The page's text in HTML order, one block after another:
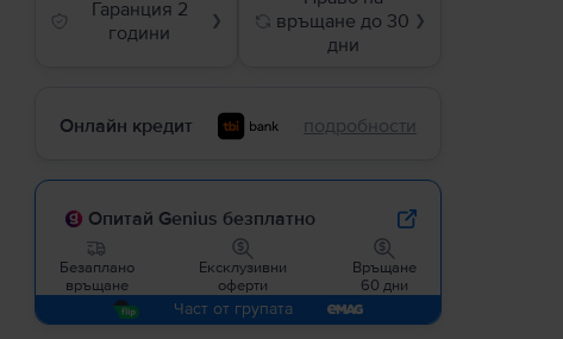
Гаранция 2
години
❯
връщане до 30
дни
❯
Онлайн кредит подробности
Опитай Genius безплатно
Безаплано
връщане
Ексклузивни
оферти
Връщане
60 дни
Част от групата